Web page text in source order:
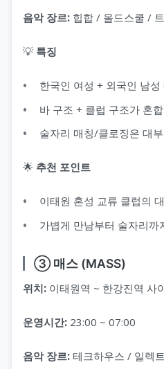
음악 장르: 힙합 / 올드스쿨 /
💡 특징
한국인 여성 + 외국인 남
바 구조 + 클럽 구조가 혼
술자리 매칭/클로징은 대
🌟 추천 포인트
이태원 혼성 교류 클럽의
가볍게 만남부터 술자리까
③ 매스 (MASS)
위치: 이태원역 ~ 한강진역 사
운영시간: 23:00 ~ 07:00
음악 장르: 테크하우스 / 일렉